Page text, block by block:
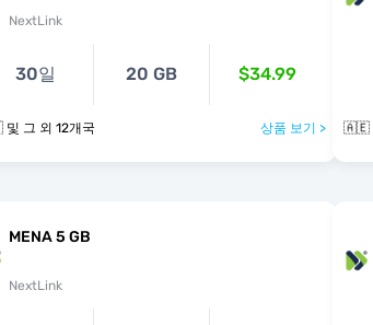
NextLink
30일 20 GB $34.99
🇦🇪 및 그 외 12개국 상품 보기 >
MENA 5 GB
NextLink